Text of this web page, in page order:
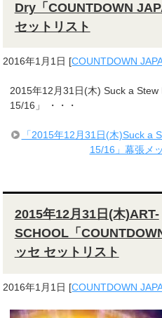
Dry「COUNTDOWN
セットリスト
2016年1月1日 [COUNTDOWN
2015年12月31日(木) Suck a Stew
15/16」 ・・・
「2015年12月31日(木)Suck a
15/16」幕張メ
2015年12月31日(木)ART-
SCHOOL「
ッセ セットリスト
2016年1月1日 [COUNTDOWN